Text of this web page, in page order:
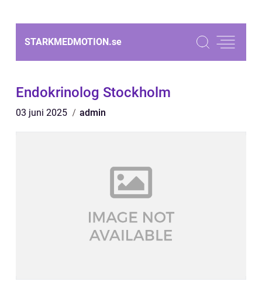
STARKMEDMOTION.se
Endokrinolog Stockholm
03 juni 2025 admin